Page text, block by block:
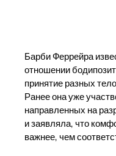
Барби Феррейра
отношении
принятие разных
Ранее она уже
направленных на
и заявляла, что
важнее, чем